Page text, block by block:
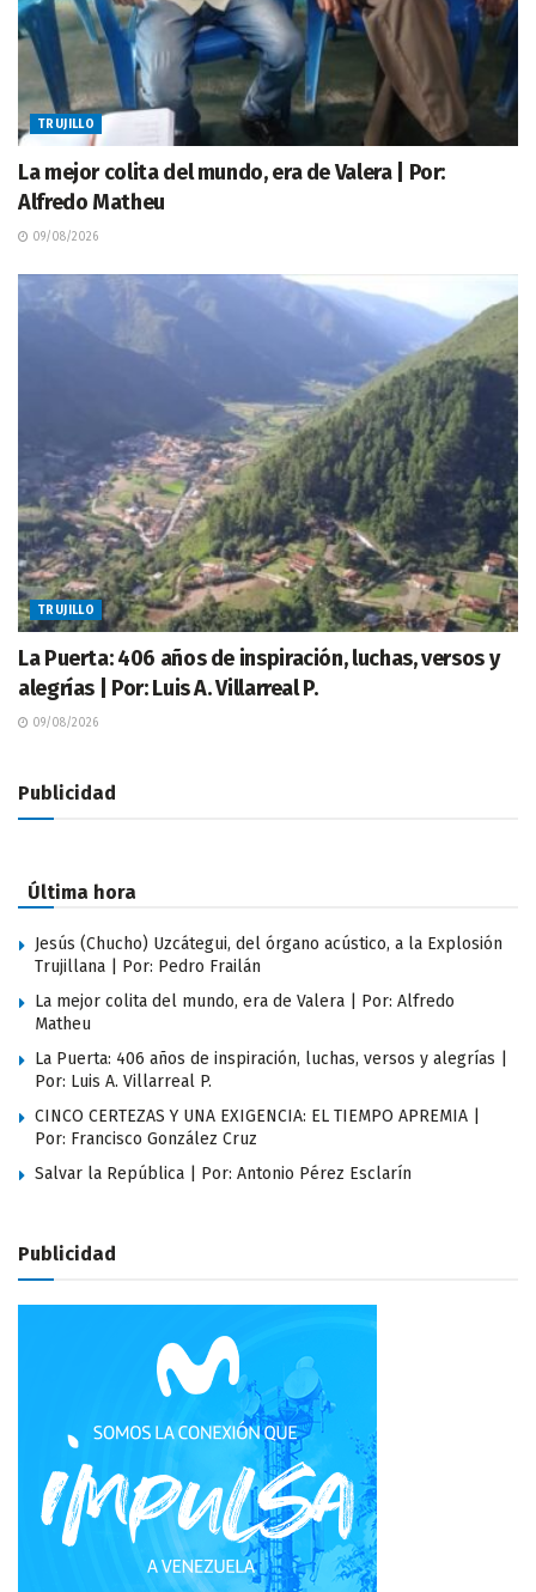
TRUJILLO
La mejor colita del mundo, era de Valera | Por:
Alfredo Matheu
09/08/2026
TRUJILLO
La Puerta: 406 años de inspiración, luchas, versos y
alegrías | Por: Luis A. Villarreal P.
09/08/2026
Publicidad
Última hora
Jesús (Chucho) Uzcátegui, del órgano acústico, a la Explosión
Trujillana | Por: Pedro Frailán
La mejor colita del mundo, era de Valera | Por: Alfredo
Matheu
La Puerta: 406 años de inspiración, luchas, versos y alegrías |
Por: Luis A. Villarreal P.
CINCO CERTEZAS Y UNA EXIGENCIA: EL TIEMPO APREMIA |
Por: Francisco González Cruz
Salvar la República | Por: Antonio Pérez Esclarín
Publicidad